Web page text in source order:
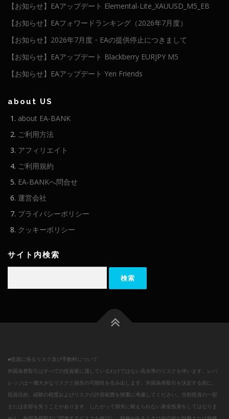
【お知らせ】EAアップデート Elemental-Lite_XAUUSD_M5_EB
【お知らせ】EAフォワードランキング（2026年7月度）
【お知らせ】2026年7月度・EAの提供停止につきまして
【お知らせ】EAアップデート Blackberry EURJPY M5
【お知らせ】EAアップデート Yen Friends
about US
about EA-BANK
ご利用方法
アフィリエイト
ご利用規約
EA-BANKへ問合せ
運営会社
プライバシーポリシー
クッキーポリシー
サイト内検索
■投資に係るリスク及び手数料について
外国為替取引はすべての投資家に適しているわけではない高水準のリスクを伴います。レバ
レッジは一層大きなリスクと損失の可能性を生み出します。外国為替取引を決定する前に、
投資目的、経験の程度およびリスクの許容範囲を慎重に考慮してください。当初投資の一部
または全部を失うことがあります。したがって損失に耐えられない資金投資をしてはなりま